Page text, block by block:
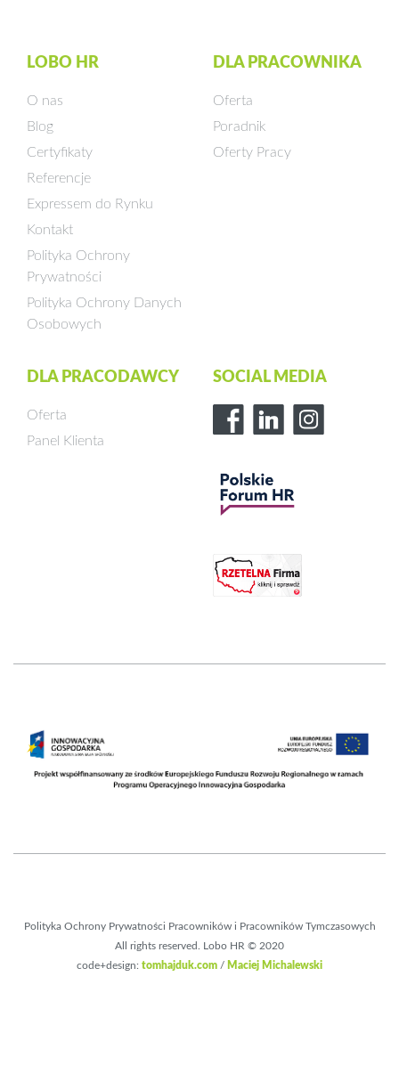
LOBO HR
O nas
Blog
Certyfikaty
Referencje
Expressem do Rynku
Kontakt
Polityka Ochrony
Prywatności
Polityka Ochrony Danych
Osobowych
DLA PRACOWNIKA
Oferta
Poradnik
Oferty Pracy
DLA PRACODAWCY
Oferta
Panel Klienta
SOCIAL MEDIA
Polityka Ochrony Prywatności Pracowników i Pracowników Tymczasowych
All rights reserved. Lobo HR © 2020
code+design: tomhajduk.com / Maciej Michalewski